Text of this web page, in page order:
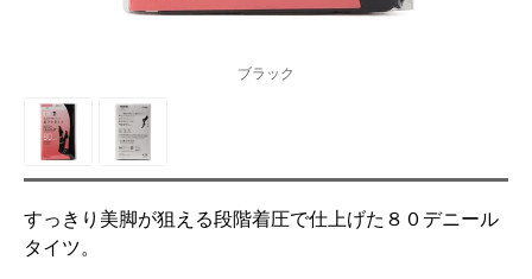
ブラック
すっきり美脚が狙える段階着圧で仕上げた８０デニール
タイツ。